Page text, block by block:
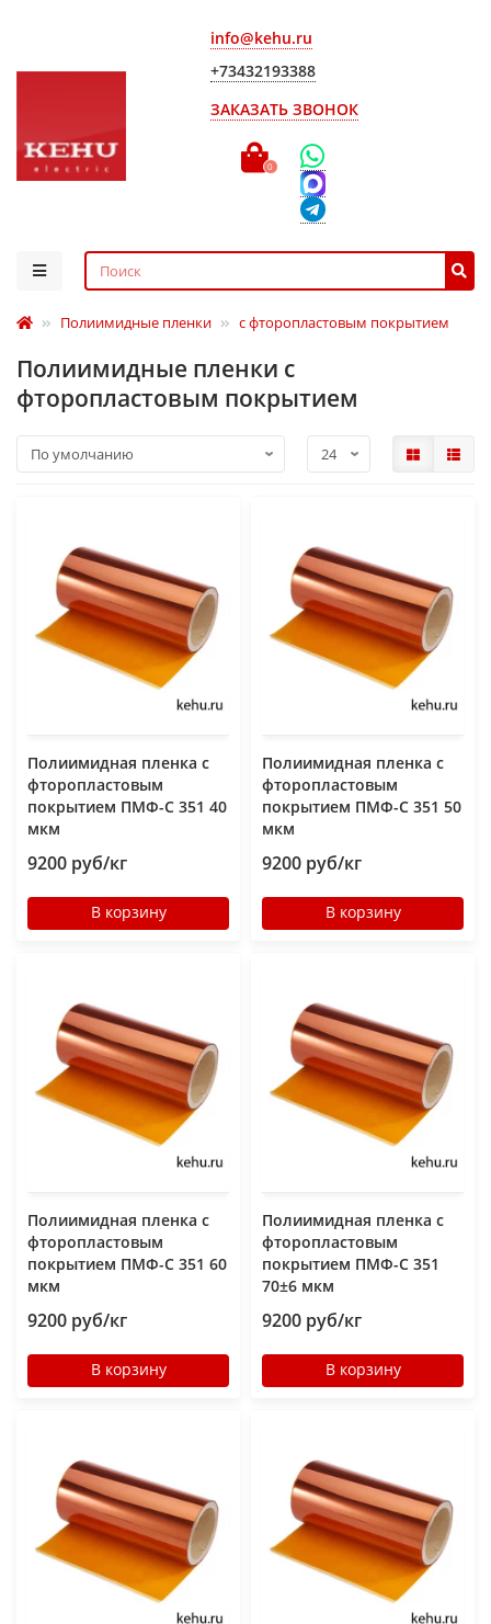
info@kehu.ru
+73432193388
ЗАКАЗАТЬ ЗВОНОК
0
Полиимидные пленки с фторопластовым покрытием
Полиимидные пленки с
фторопластовым покрытием
Полиимидная пленка с
фторопластовым
покрытием ПМФ-С 351 40
мкм
9200 руб/кг
В корзину
Полиимидная пленка с
фторопластовым
покрытием ПМФ-С 351 50
мкм
9200 руб/кг
В корзину
Полиимидная пленка с
фторопластовым
покрытием ПМФ-С 351 60
мкм
9200 руб/кг
В корзину
Полиимидная пленка с
фторопластовым
покрытием ПМФ-С 351
70±6 мкм
9200 руб/кг
В корзину